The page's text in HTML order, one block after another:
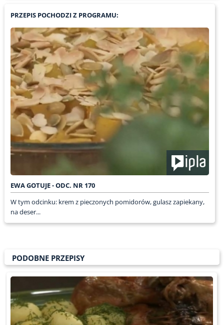
PRZEPIS POCHODZI Z PROGRAMU:
EWA GOTUJE - ODC. NR 170
W tym odcinku: krem z pieczonych pomidorów, gulasz zapiekany,
na deser...
PODOBNE PRZEPISY